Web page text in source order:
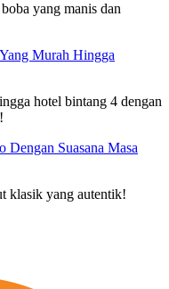
yang manis dan
Murah Hingga
hotel bintang 4 dengan
Dengan Suasana Masa
klasik yang autentik!